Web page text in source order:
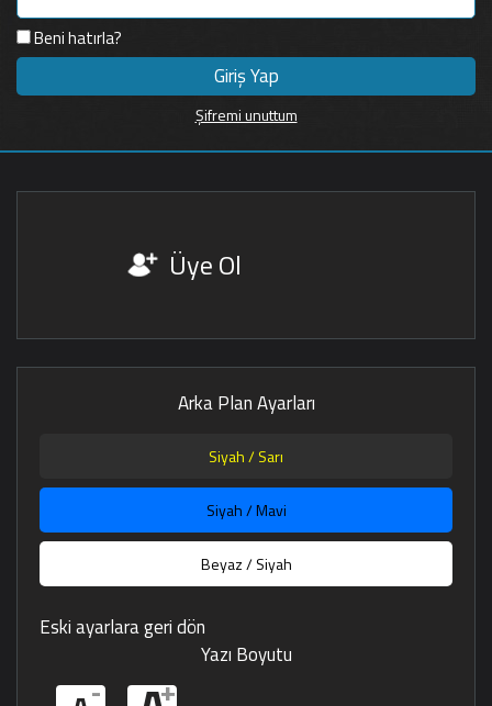
Beni hatırla?
Şifremi unuttum
Üye Ol
Arka Plan Ayarları
Siyah / Sarı
Siyah / Mavi
Beyaz / Siyah
Eski ayarlara geri dön
Yazı Boyutu
- +